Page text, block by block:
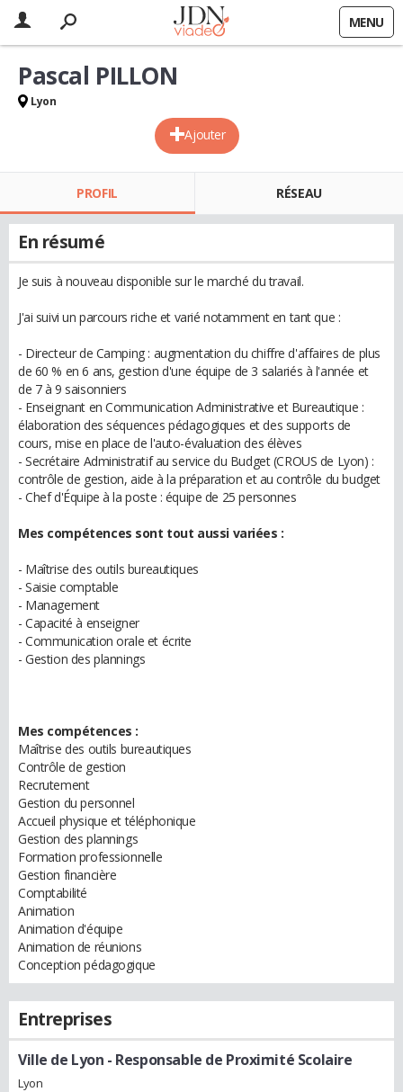
MENU
Ajouter
Pascal PILLON
Lyon
PROFIL RÉSEAU
En résumé
Je suis à nouveau disponible sur le marché du travail.
J'ai suivi un parcours riche et varié notamment en tant que :
- Directeur de Camping : augmentation du chiffre d'affaires de plus
de 60 % en 6 ans, gestion d'une équipe de 3 salariés à l'année et
de 7 à 9 saisonniers
- Enseignant en Communication Administrative et Bureautique :
élaboration des séquences pédagogiques et des supports de
cours, mise en place de l'auto-évaluation des élèves
- Secrétaire Administratif au service du Budget (CROUS de Lyon) :
contrôle de gestion, aide à la préparation et au contrôle du budget
- Chef d'Équipe à la poste : équipe de 25 personnes
Mes compétences sont tout aussi variées :
- Maîtrise des outils bureautiques
- Saisie comptable
- Management
- Capacité à enseigner
- Communication orale et écrite
- Gestion des plannings
Mes compétences :
Maîtrise des outils bureautiques
Contrôle de gestion
Recrutement
Gestion du personnel
Accueil physique et téléphonique
Gestion des plannings
Formation professionnelle
Gestion financière
Comptabilité
Animation
Animation d'équipe
Animation de réunions
Conception pédagogique
Entreprises
Ville de Lyon - Responsable de Proximité Scolaire
Lyon